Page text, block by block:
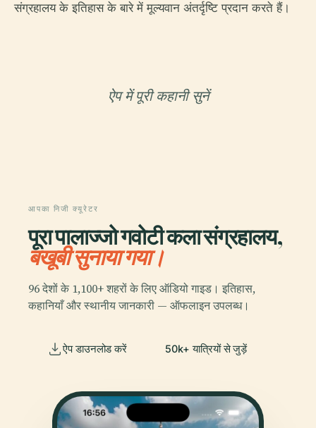
संग्रहालय के इतिहास के बारे में मूल्यवान अंतर्दृष्टि प्रदान करते हैं।
ऐप में पूरी कहानी सुनें
आपका निजी क्यूरेटर
पूरा पालाज्जो गवोटी कला संग्रहालय,
बखूबी सुनाया गया।
96 देशों के 1,100+ शहरों के लिए ऑडियो गाइड। इतिहास,
कहानियाँ और स्थानीय जानकारी — ऑफलाइन उपलब्ध।
ऐप डाउनलोड करें 50k+ यात्रियों से जुड़ें